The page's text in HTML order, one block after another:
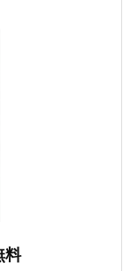
料